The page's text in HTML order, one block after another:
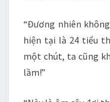
“Đương nhiên
hiện tại là 24 tiểu
một chút, ta cũng
lầm!”